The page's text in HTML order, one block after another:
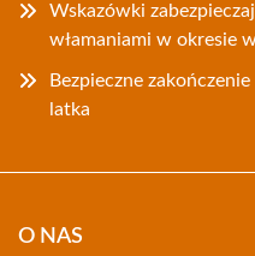
Wskazówki
włamaniami w okresie
Bezpieczne
latka
O NAS